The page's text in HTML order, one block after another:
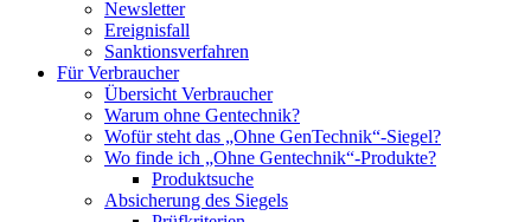
Newsletter
Ereignisfall
Sanktionsverfahren
Für Verbraucher
Übersicht Verbraucher
Warum ohne Gentechnik?
Wofür steht das „Ohne GenTechnik“-Siegel?
Wo finde ich „Ohne Gentechnik“-Produkte?
Produktsuche
Absicherung des Siegels